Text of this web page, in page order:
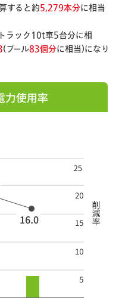
すると約5,279本分に相当
ラック10t車5台分に相
(プール83個分に相当)になり